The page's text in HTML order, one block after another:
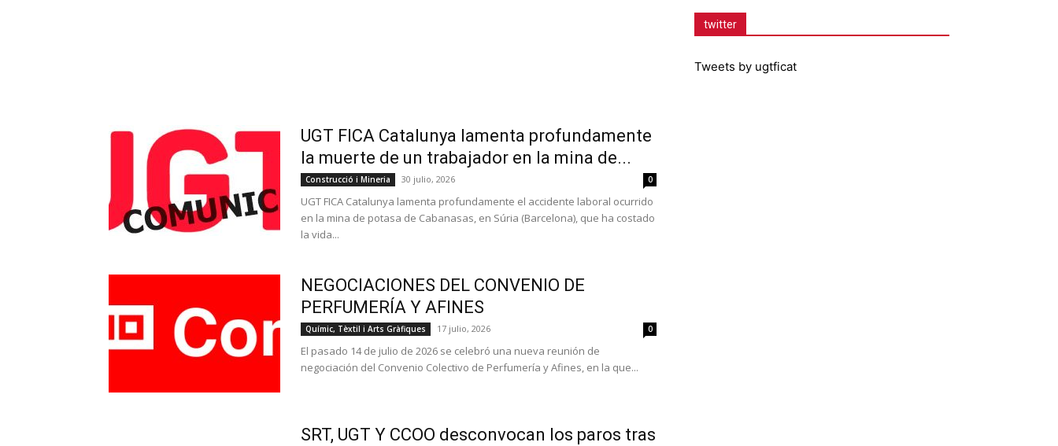
UGT FICA Catalunya lamenta profundamente
la muerte de un trabajador en la mina de...
Construcció i Mineria 30 julio, 2026 0
UGT FICA Catalunya lamenta profundamente el accidente laboral ocurrido
en la mina de potasa de Cabanasas, en Súria (Barcelona), que ha costado
la vida...
NEGOCIACIONES DEL CONVENIO DE
PERFUMERÍA Y AFINES
Químic, Tèxtil i Arts Gràfiques 17 julio, 2026 0
El pasado 14 de julio de 2026 se celebró una nueva reunión de
negociación del Convenio Colectivo de Perfumería y Afines, en la que...
SRT, UGT Y CCOO desconvocan los paros tras
twitter
Tweets by ugtficat